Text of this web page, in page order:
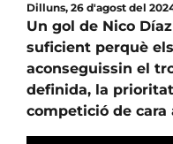
Dilluns, 26 d'agost del
Un gol de Nico
suficient perquè
aconseguissin el
definida, la
competició de cara